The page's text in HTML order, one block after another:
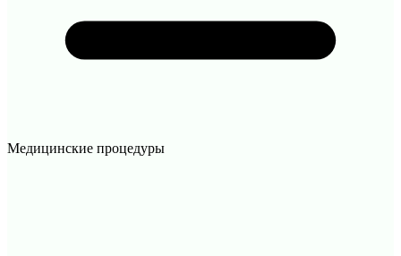
Медицинские процедуры